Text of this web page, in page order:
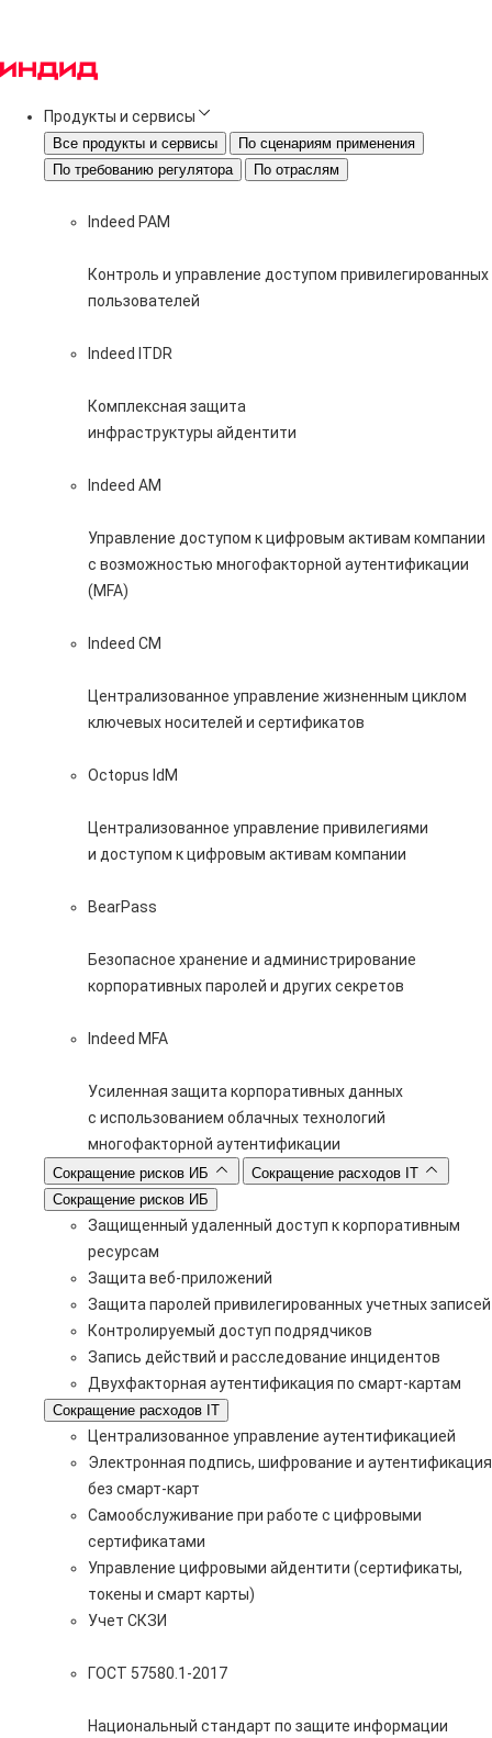
Продукты и сервисы
Все продукты и сервисы
По сценариям применения
По требованию регулятора
По отраслям
Indeed PAM
Контроль и управление доступом привилегированных
пользователей
Indeed ITDR
Комплексная защита
инфраструктуры айдентити
Indeed AM
Управление доступом к цифровым активам компании
с возможностью многофакторной аутентификации
(MFA)
Indeed CM
Централизованное управление жизненным циклом
ключевых носителей и сертификатов
Octopus IdM
Централизованное управление привилегиями
и доступом к цифровым активам компании
BearPass
Безопасное хранение и администрирование
корпоративных паролей и других секретов
Indeed MFA
Усиленная защита корпоративных данных
с использованием облачных технологий
многофакторной аутентификации
Сокращение рисков ИБ
Сокращение расходов IT
Сокращение рисков ИБ
Защищенный удаленный доступ к корпоративным
ресурсам
Защита веб-приложений
Защита паролей привилегированных учетных записей
Контролируемый доступ подрядчиков
Запись действий и расследование инцидентов
Двухфакторная аутентификация по смарт-картам
Сокращение расходов IT
Централизованное управление аутентификацией
Электронная подпись, шифрование и аутентификация
без смарт-карт
Самообслуживание при работе с цифровыми
сертификатами
Управление цифровыми айдентити (сертификаты,
токены и смарт карты)
Учет СКЗИ
ГОСТ 57580.1-2017
Национальный стандарт по защите информации